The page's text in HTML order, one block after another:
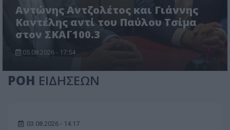
Αντώνης Αντζολέτος και Γιάννης
Καντέλης αντί του Παύλου Τσίμα
στον ΣΚΑΪ 100.3
05.08.2026 - 17:54
ΡΟΗ ΕΙΔΗΣΕΩΝ
03.08.2026 - 14:17